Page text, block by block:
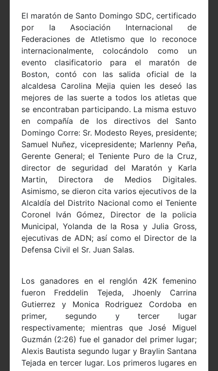
El maratón de Santo Domingo SDC, certificado
por la Asociación Internacional de
Federaciones de Atletismo que lo reconoce
internacionalmente, colocándolo como un
evento clasificatorio para el maratón de
Boston, contó con las salida oficial de la
alcaldesa Carolina Mejia quien les deseó las
mejores de las suerte a todos los atletas que
se encontraban participando. La misma estuvo
en compañía de los directivos del Santo
Domingo Corre: Sr. Modesto Reyes, presidente;
Samuel Nuñez, vicepresidente; Marlenny Peña,
Gerente General; el Teniente Puro de la Cruz,
director de seguridad del Maratón y Karla
Martin, Directora de Medios Digitales.
Asimismo, se dieron cita varios ejecutivos de la
Alcaldía del Distrito Nacional como el Teniente
Coronel Iván Gómez, Director de la policia
Municipal, Yolanda de la Rosa y Julia Gross,
ejecutivas de ADN; así como el Director de la
Defensa Civil el Sr. Juan Salas.
Los ganadores en el renglón 42K femenino
fueron Freddelin Tejeda, Jhoenly Carrina
Gutierrez y Monica Rodriguez Cordoba en
primer, segundo y tercer lugar
respectivamente; mientras que José Miguel
Guzmán (2:26) fue el ganador del primer lugar;
Alexis Bautista segundo lugar y Braylin Santana
Tejada en tercer lugar. Los primeros lugares en